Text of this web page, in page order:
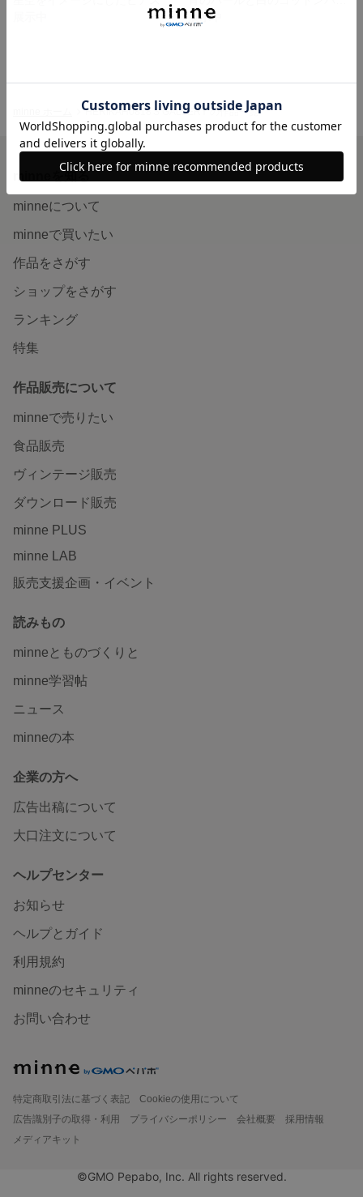
展示中
HERIKAH0818'S GALLERY の作品一覧
minneを知る
minneについて
minneで買いたい
作品をさがす
ショップをさがす
ランキング
特集
作品販売について
minneで売りたい
食品販売
ヴィンテージ販売
ダウンロード販売
minne PLUS
minne LAB
販売支援企画・イベント
読みもの
minneとものづくりと
minne学習帖
ニュース
minneの本
企業の方へ
広告出稿について
大口注文について
ヘルプセンター
お知らせ
ヘルプとガイド
利用規約
minneのセキュリティ
お問い合わせ
特定商取引法に基づく表記
Cookieの使用について
広告識別子の取得・利用
プライバシーポリシー 会社概要
採用情報
メディアキット
©GMO Pepabo, Inc. All rights reserved.